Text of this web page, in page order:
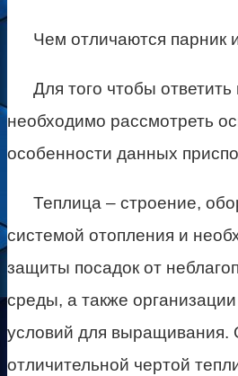
Чем отличаются парник
Для того чтобы ответить
необходимо рассмотреть
особенности данных
Теплица – строение,
системой отопления и
защиты посадок от
среды, а также
условий для выращивания.
отличительной чертой